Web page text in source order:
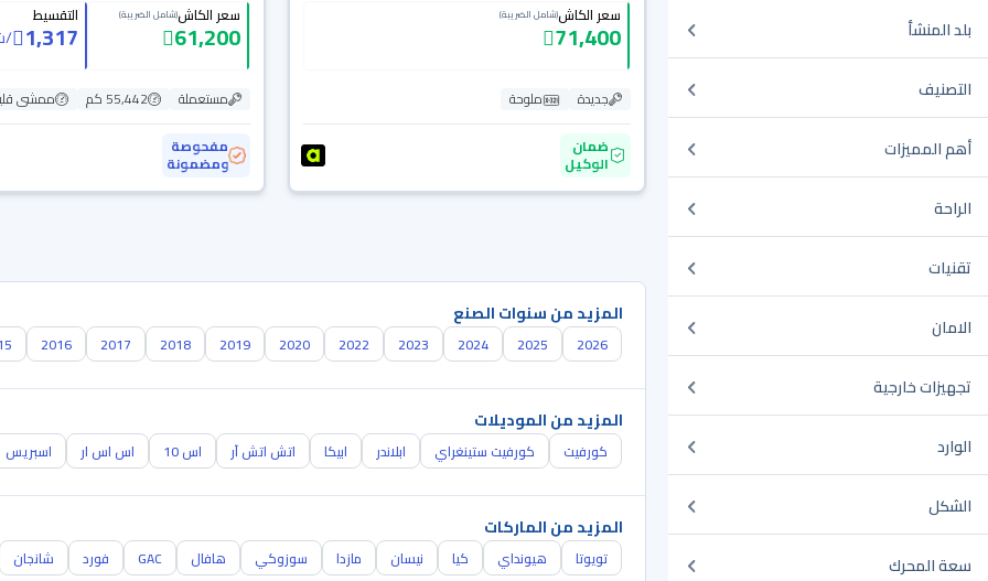
بلد المنشأ
التصنيف
أهم المميزات
الراحة
تقنيات
الامان
تجهيزات خارجية
الوارد
الشكل
سعة المحرك
سعر الكاش(شامل الضريبة)
71,400
جديدة
ملوحة
ضمان
الوكيل
سعر الكاش(شامل الضريبة)
61,200
التقسيط
1,317
/
مستعملة 55,442 كم
ممشى
مفحوصة
ومضمونة
المزيد من سنوات الصنع
2026
2025
2024
2023
2022
2020
2019
2018
2017
2016
المزيد من الموديلات
كورفيت كورفيت ستينغراي ابلاندر ابيكا اتش اتش آر اس 10 اس اس ار اسبريس
المزيد من الماركات
تويوتا هيونداي كيا نيسان مازدا سوزوكي هافال GAC فورد شانجان